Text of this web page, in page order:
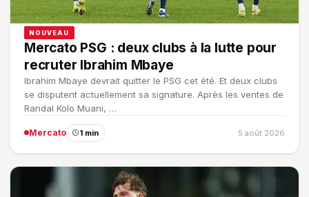
NOUVEAU
Mercato PSG : deux clubs à la lutte pour
recruter Ibrahim Mbaye
Ibrahim Mbaye devrait quitter le PSG cet été. Et deux clubs
se disputent actuellement sa signature. Après les ventes de
Randal Kolo Muani, …
Mercato 1 min 5 août 2026